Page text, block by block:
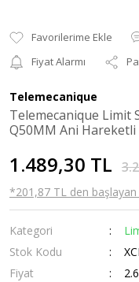
Fiyat Alarmı
Telemecanique
Telemecanique Limit
Q50MM Ani Hareketli
1.489,30 TL
*201,87 TL den
Kategori
Stok Kodu
Fiyat